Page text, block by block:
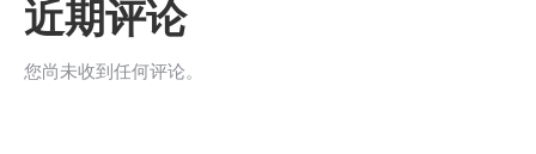
近期评论
您尚未收到任何评论。